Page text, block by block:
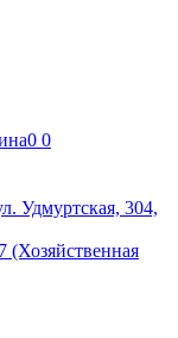
0 0
Удмуртская, 304,
(Хозяйственная